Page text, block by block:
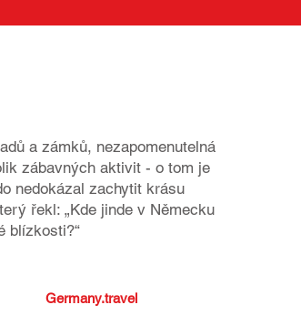
a zámků, nezapomenutelná
zábavných aktivit - o tom je
nedokázal zachytit krásu
řekl: „Kde jinde v Německu
blízkosti?“
Germany.travel